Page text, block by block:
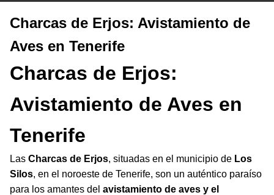
Charcas de Erjos: Avistamiento de
Aves en Tenerife
Charcas de Erjos:
Avistamiento de Aves en
Tenerife
Las Charcas de Erjos, situadas en el municipio de Los
Silos, en el noroeste de Tenerife, son un auténtico paraíso
para los amantes del avistamiento de aves y el